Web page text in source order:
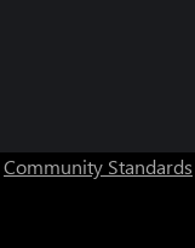
Community Standards